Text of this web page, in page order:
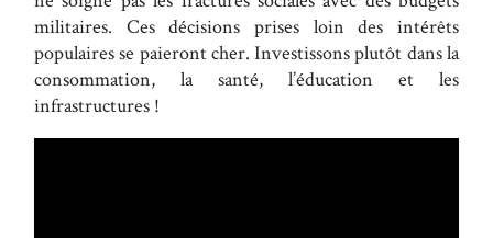
militaires. Ces décisions prises loin des intérêts
populaires se paieront cher. Investissons plutôt dans la
consommation, la santé, l’éducation et les
infrastructures !